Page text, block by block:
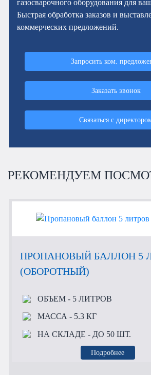
газосварочного оборудования для
Быстрая обработка заказов и
коммерческих предложений.
Запросить ком.
Заказать звонок
Связаться с
РЕКОМЕНДУЕМ
ПРОПАНОВЫЙ БАЛЛОН 5
(ОБОРОТНЫЙ)
ОБЪЕМ- 5 ЛИТРОВ
МАССА - 5.3 КГ
НА СКЛАДЕ - ДО 50 ШТ.
Подробнее